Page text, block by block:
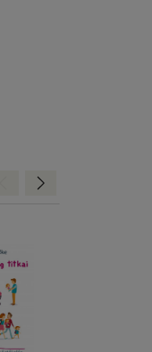
Előre